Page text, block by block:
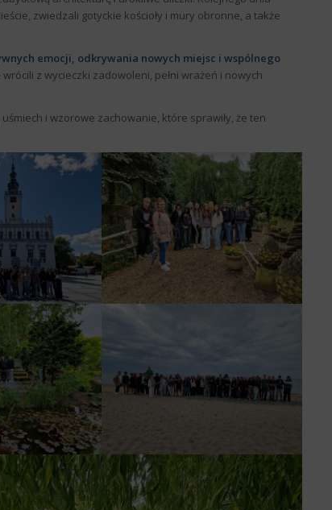
zwiedzali gotyckie kościoły i mury obronne, a także
emocji, odkrywania nowych miejsc i wspólnego
z wycieczki zadowoleni, pełni wrażeń i nowych
i wzorowe zachowanie, które sprawiły, że ten